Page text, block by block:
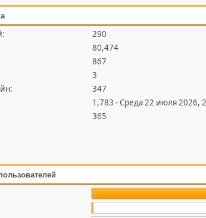
290
80,474
867
3
347
1,783 - Среда 22 июля 2026,
365